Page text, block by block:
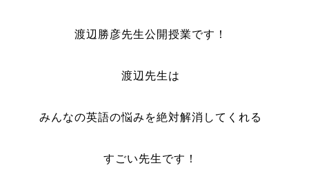
渡辺勝彦先生公開授業です！
渡辺先生は
みんなの英語の悩みを絶対解消してくれる
すごい先生です！